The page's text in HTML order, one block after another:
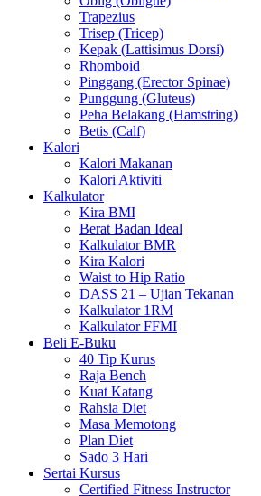
Trapezius
Trisep (Tricep)
Kepak (Lattisimus Dorsi)
Rhomboid
Pinggang (Erector Spinae)
Punggung (Gluteus)
Peha Belakang (Hamstring)
Betis (Calf)
Kalori
Kalori Makanan
Kalori Aktiviti
Kalkulator
Kira BMI
Berat Badan Ideal
Kalkulator BMR
Kira Kalori
Waist to Hip Ratio
DASS 21 – Ujian Tekanan
Kalkulator 1RM
Kalkulator FFMI
Beli E-Buku
40 Tip Kurus
Raja Bench
Kuat Katang
Rahsia Diet
Masa Memotong
Plan Diet
Sado 3 Hari
Sertai Kursus
Certified Fitness Instructor